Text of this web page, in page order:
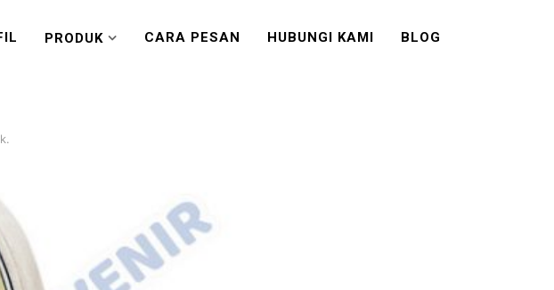
PRODUK CARA PESAN HUBUNGI KAMI BLOG